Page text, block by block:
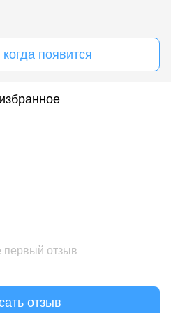
появится
первый отзыв
отзыв